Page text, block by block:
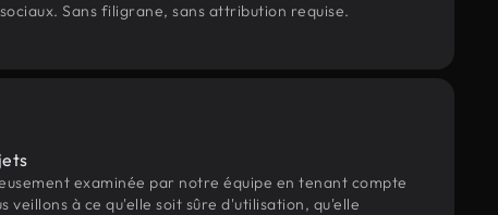
Sans filigrane, sans attribution requise.
examinée par notre équipe en tenant compte
veillons à ce qu'elle soit sûre d'utilisation, qu'elle